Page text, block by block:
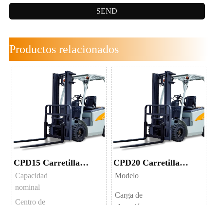
SEND
Productos relacionados
CPD15 Carretilla
elevadora eléctrica de
1.5Ton
Capacidad
nominal
Centro de
CPD20 Carretilla
elevadora eléctrica
Modelo
Carga de